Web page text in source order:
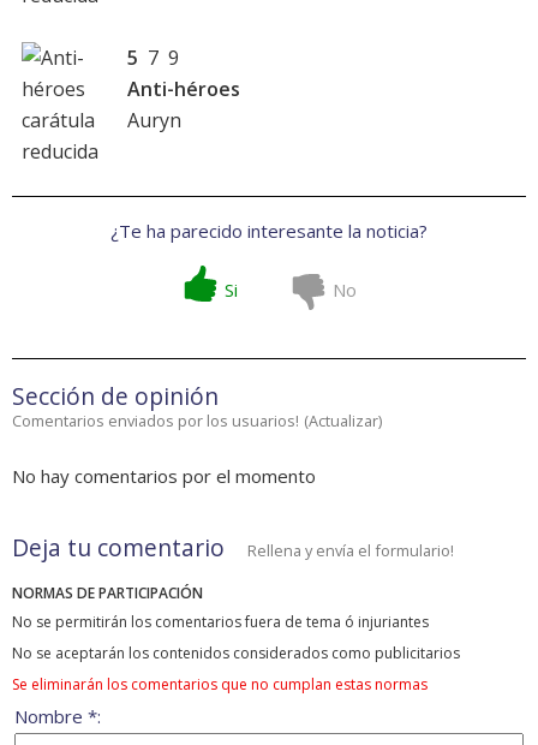
5 7 9
Anti-héroes
Auryn
¿Te ha parecido interesante la noticia?
Si No
Sección de opinión
Comentarios enviados por los usuarios! (Actualizar)
No hay comentarios por el momento
Deja tu comentario Rellena y envía el formulario!
NORMAS DE PARTICIPACIÓN
No se permitirán los comentarios fuera de tema ó injuriantes
No se aceptarán los contenidos considerados como publicitarios
Se eliminarán los comentarios que no cumplan estas normas
Nombre *: